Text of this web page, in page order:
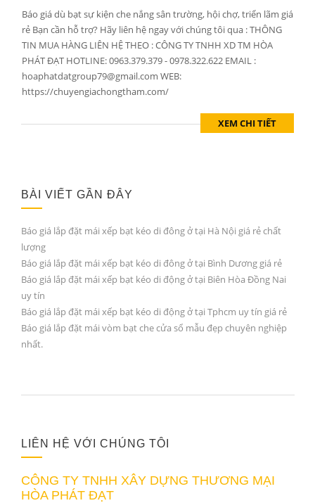
Báo giá dù bạt sự kiện che nắng sân trường, hội chợ, triển lãm giá
rẻ Bạn cần hỗ trợ? Hãy liên hệ ngay với chúng tôi qua : THÔNG
TIN MUA HÀNG LIÊN HỆ THEO : CÔNG TY TNHH XD TM HÒA
PHÁT ĐẠT HOTLINE: 0963.379.379 - 0978.322.622 EMAIL :
hoaphatdatgroup79@gmail.com WEB:
https://chuyengiachongtham.com/
XEM CHI TIẾT
BÀI VIẾT GẦN ĐÂY
Báo giá lắp đặt mái xếp bạt kéo di đông ở tại Hà Nội giá rẻ chất
lượng
Báo giá lắp đặt mái xếp bạt kéo di đông ở tại Bình Dương giá rẻ
Báo giá lắp đặt mái xếp bạt kéo di động ở tại Biên Hòa Đồng Nai
uy tín
Báo giá lắp đặt mái xếp bạt kéo di động ở tại Tphcm uy tín giá rẻ
Báo giá lắp đặt mái vòm bạt che cửa sổ mẫu đẹp chuyên nghiệp
nhất.
LIÊN HỆ VỚI CHÚNG TÔI
CÔNG TY TNHH XÂY DỰNG THƯƠNG MẠI
HÒA PHÁT ĐẠT